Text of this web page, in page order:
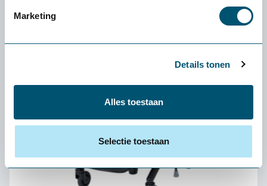
Marketing
Details tonen
Alles toestaan
Selectie toestaan